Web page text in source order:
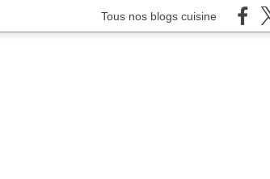
Tous nos blogs cuisine